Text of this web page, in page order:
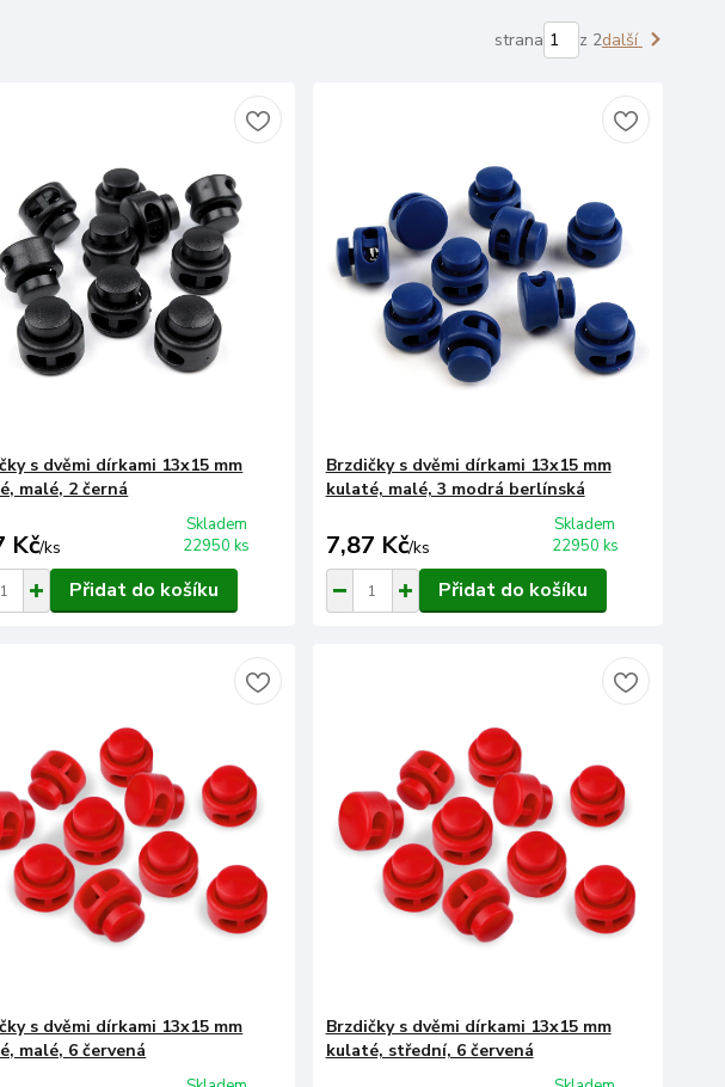
strana z 2další
s dvěmi dírkami 13x15 mm
malé, 2 černá
Kč/ks
Skladem
22950 ks
Přidat do košíku
Brzdičky s dvěmi dírkami 13x15 mm
kulaté, malé, 3 modrá berlínská
7,87 Kč/ks
Skladem
22950 ks
Přidat do košíku
s dvěmi dírkami 13x15 mm
malé, 6 červená
Brzdičky s dvěmi dírkami 13x15 mm
kulaté, střední, 6 červená